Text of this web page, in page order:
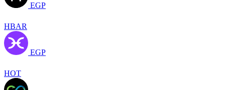
EGP
HBAR
EGP
HOT